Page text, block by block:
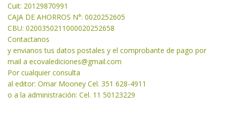
Cuit: 20129870991
CAJA DE AHORROS N°: 0020252605
CBU: 0200350211000020252658
Contactanos
y envianos tus datos postales y el comprobante de pago por
mail a ecovalediciones@gmail.com
Por cualquier consulta
al editor: Omar Mooney Cel. 351 628-4911
o a la administración: Cel. 11 50123229